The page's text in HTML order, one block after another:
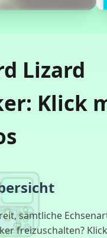
Lizard
Klick
sämtliche
freizuschalten?